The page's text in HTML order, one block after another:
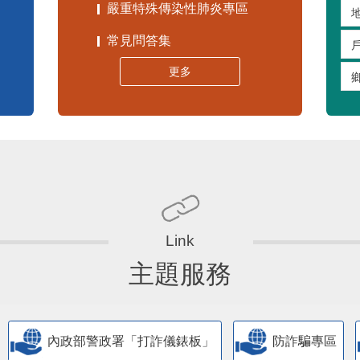
嚴重特殊傳染性肺炎專區
常見問答集
更多
主題服務
內政部警政署「打詐儀錶板」 防詐騙專區